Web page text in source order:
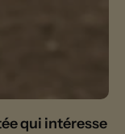
qui intéresse